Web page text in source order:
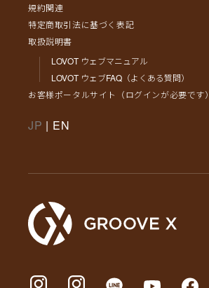
規約関連
特定商取引法に基づく表記
取扱説明書
LOVOT ウェブマニュアル
LOVOT ウェブFAQ（よくある質問）
お客様ポータルサイト（ログインが必要です）
JP | EN